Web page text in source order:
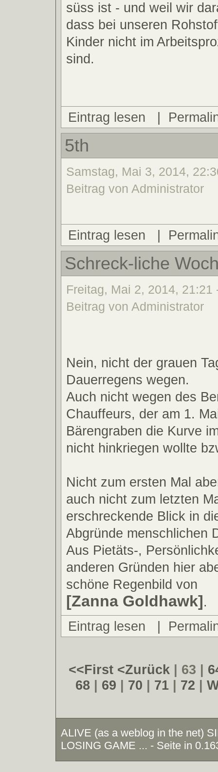
süss ist - und weil wir
dass bei unseren
Kinder nicht im
sind.
Eintrag lesen |
5th
Samstag, Mai 3, 2014,
Beitrag von Administrator
Eintrag lesen |
Schreck-liche
Freitag, Mai 2, 2014,
Beitrag von Administrator
Nein, nicht der grauen
Dauerregens wegen.
Auch nicht wegen des
Chauffeurs, der am 1.
Bärengraben die Kurve
nicht hinkriegen wollte
Nicht zum ersten Mal
auch nicht zum letzten
erschreckende Blick in
Abgründe menschlichen
Aus Pietäts-,
anderen Gründen hier
schöne Regenbild von
[Zanna Goldhawk].
Eintrag lesen
|
<<First <Zurück | 63 |
68 | 69 | 70 | 71 | 72 |
ALIVE (as a weblog in the net)
LOSING GAME ... - Seite in